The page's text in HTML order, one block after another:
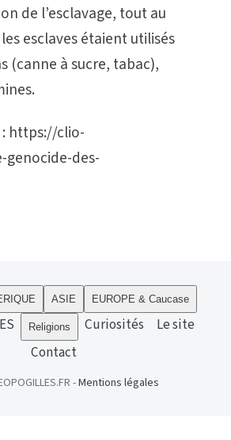
de l’esclavage, tout au
esclaves étaient utilisés
(canne à sucre, tabac),
https://clio-
des-
ASIE EUROPE & Caucase
Religions Curiosités
Le site
Contact
-Mentions légales